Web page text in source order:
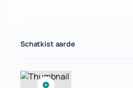
Schatkist aarde